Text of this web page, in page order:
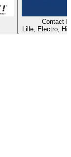
Contact
Lille, Electro,